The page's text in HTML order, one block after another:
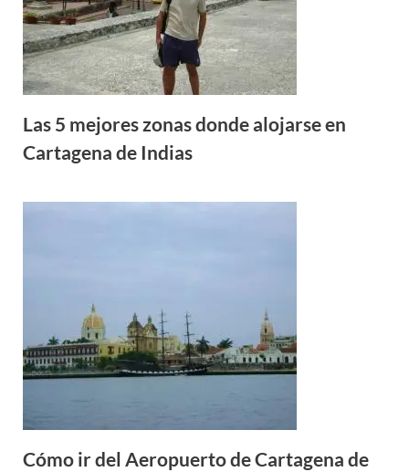
Las 5 mejores zonas donde alojarse en
Cartagena de Indias
Cómo ir del Aeropuerto de Cartagena de